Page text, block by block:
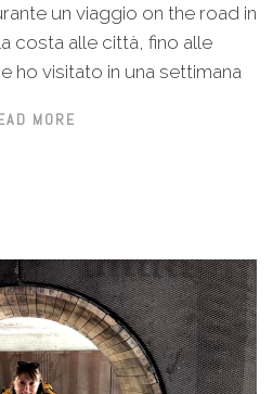
un viaggio on the road in
costa alle città, fino alle
ho visitato in una settimana
MORE